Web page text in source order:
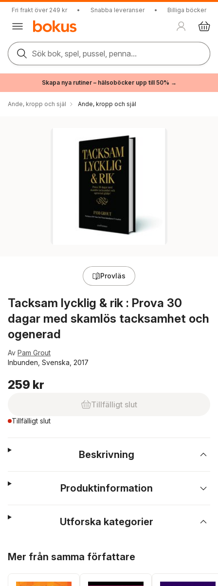
Fri frakt över 249 kr • Snabba leveranser • Billiga böcker
Sök bok, spel, pussel, penna...
Skapa nya rutiner – hälsoböcker upp till 50% →
Ande, kropp och själ Ande, kropp och själ
Provläs
Tacksam lycklig & rik : Prova 30
dagar med skamlös tacksamhet och
ogenerad
Av Pam Grout
Inbunden, Svenska, 2017
259 kr
Tillfälligt slut
Tillfälligt slut
Beskrivning
Produktinformation
Utforska kategorier
Mer från samma författare